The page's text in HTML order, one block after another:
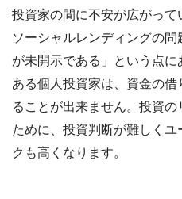
投資家の間に不安が広がって
ソーシャルレンディングの
が未開示である」という点
ある個人投資家は、資金の
ることが出来ません。投資
ために、投資判断が難しく
クも高くなります。